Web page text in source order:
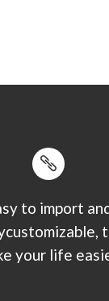
to import
your life